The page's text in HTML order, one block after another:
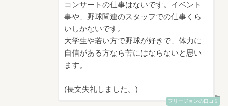
コンサートの仕事はないです。イベント
事や、野球関連のスタッフでの仕事くら
いしかないです。
大学生や若い方で野球が好きで、体力に
自信がある方なら苦にはならないと思い
ます。
(長文失礼しました。)
フリージョンの口コミ